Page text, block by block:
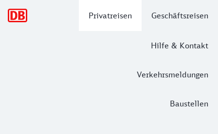
Privatreisen Geschäftsreisen
Hilfe & Kontakt
Verkehrsmeldungen
Baustellen